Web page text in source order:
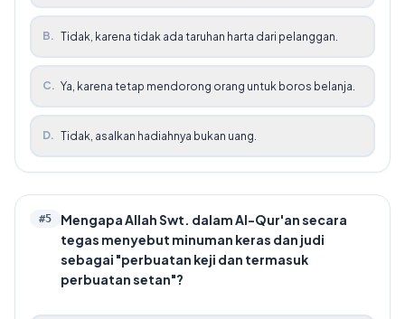
B. Tidak, karena tidak ada taruhan harta dari pelanggan.
C. Ya, karena tetap mendorong orang untuk boros belanja.
D. Tidak, asalkan hadiahnya bukan uang.
#5
Mengapa Allah Swt. dalam Al-Qur'an secara
tegas menyebut minuman keras dan judi
sebagai "perbuatan keji dan termasuk
perbuatan setan"?